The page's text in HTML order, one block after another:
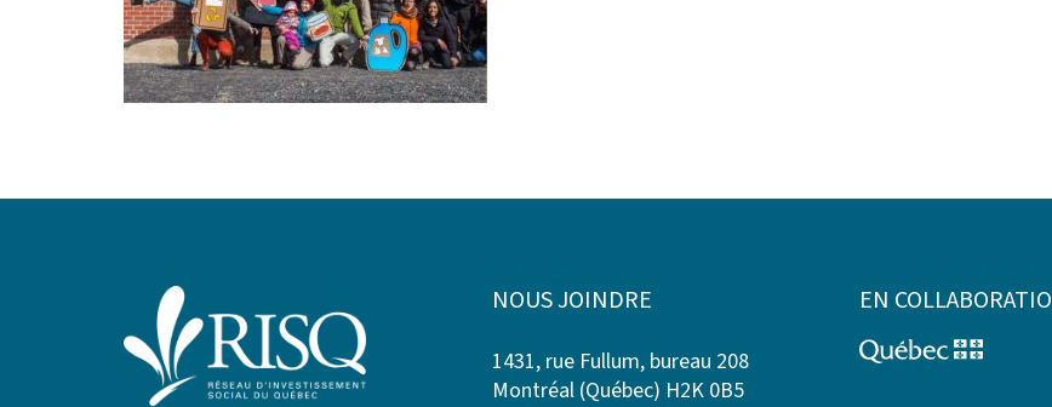
NOUS JOINDRE
1431, rue Fullum, bureau 208
Montréal (Québec) H2K 0B5
EN